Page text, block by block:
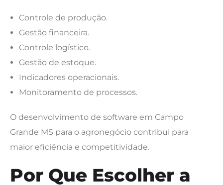
Controle de produção.
Gestão financeira.
Controle logístico.
Gestão de estoque.
Indicadores operacionais.
Monitoramento de processos.
O desenvolvimento de software em Campo
Grande MS para o agronegócio contribui para
maior eficiência e competitividade.
Por Que Escolher a